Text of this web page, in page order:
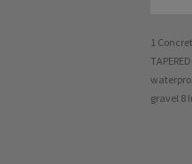
1
gravel 8